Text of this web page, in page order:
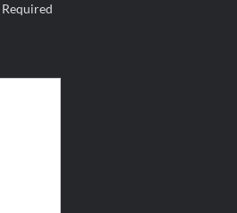
Required